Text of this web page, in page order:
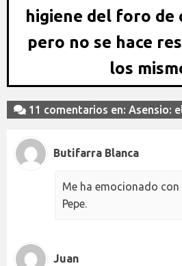
higiene del foro de
pero no se hace
los
11 comentarios en: Asensio:
Butifarra Blanca
Me ha emocionado
Pepe.
Juan